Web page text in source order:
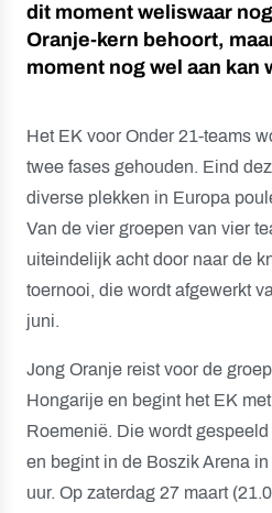
dit moment weliswaar
Oranje-kern behoort,
moment nog wel aan kan
Het EK voor Onder 21-teams
twee fases gehouden. Eind
diverse plekken in Europa
Van de vier groepen van vier
uiteindelijk acht door naar de
toernooi, die wordt afgewerkt
juni.
Jong Oranje reist voor de
Hongarije en begint het EK
Roemenië. Die wordt
en begint in de Boszik Arena
uur. Op zaterdag 27 maart